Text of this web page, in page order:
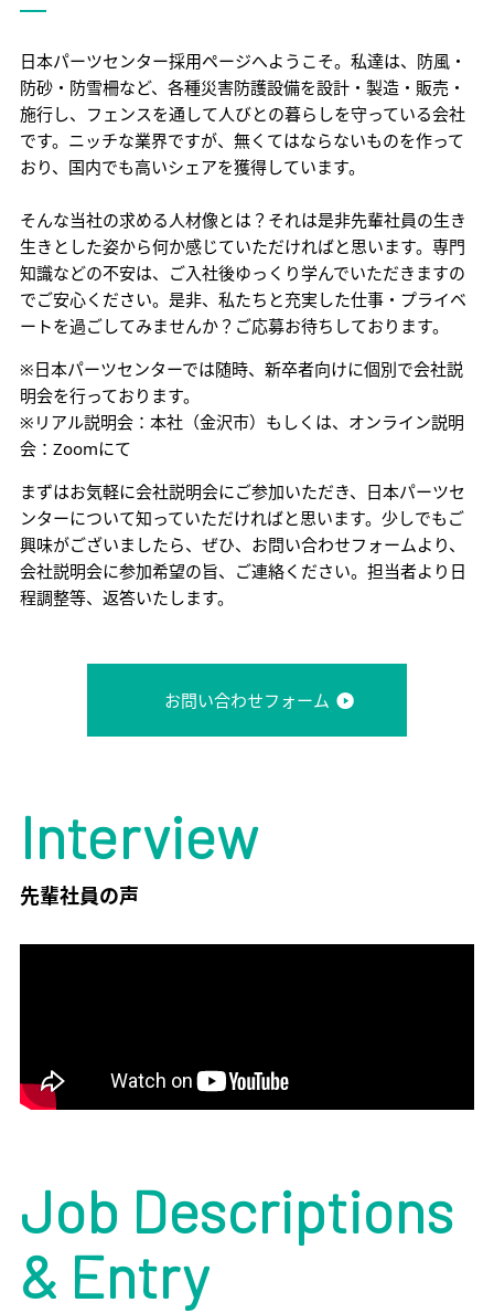
日本パーツセンター採用ページへようこそ。私達は、防風・
防砂・防雪柵など、各種災害防護設備を設計・製造・販売・
施行し、フェンスを通して人びとの暮らしを守っている会社
です。ニッチな業界ですが、無くてはならないものを作って
おり、国内でも高いシェアを獲得しています。
そんな当社の求める人材像とは？それは是非先輩社員の生き
生きとした姿から何か感じていただければと思います。専門
知識などの不安は、ご入社後ゆっくり学んでいただきますの
でご安心ください。是非、私たちと充実した仕事・プライベ
ートを過ごしてみませんか？ご応募お待ちしております。
※日本パーツセンターでは随時、新卒者向けに個別で会社説
明会を行っております。
※リアル説明会：本社（金沢市）もしくは、オンライン説明
会：Zoomにて
まずはお気軽に会社説明会にご参加いただき、日本パーツセ
ンターについて知っていただければと思います。少しでもご
興味がございましたら、ぜひ、お問い合わせフォームより、
会社説明会に参加希望の旨、ご連絡ください。担当者より日
程調整等、返答いたします。
お問い合わせフォーム
Interview
先輩社員の声
Job Descriptions
& Entry